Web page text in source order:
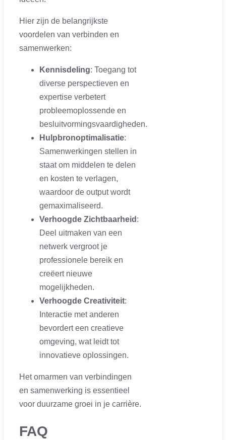
Hier zijn de belangrijkste
voordelen van verbinden en
samenwerken:
Kennisdeling: Toegang tot
diverse perspectieven en
expertise verbetert
probleemoplossende en
besluitvormingsvaardigheden.
Hulpbronoptimalisatie:
Samenwerkingen stellen in
staat om middelen te delen
en kosten te verlagen,
waardoor de output wordt
gemaximaliseerd.
Verhoogde Zichtbaarheid :
Deel uitmaken van een
netwerk vergroot je
professionele bereik en
creëert nieuwe
mogelijkheden.
Verhoogde Creativiteit:
Interactie met anderen
bevordert een creatieve
omgeving, wat leidt tot
innovatieve oplossingen.
Het omarmen van verbindingen
en samenwerking is essentieel
voor duurzame groei in je carrière.
FAQ